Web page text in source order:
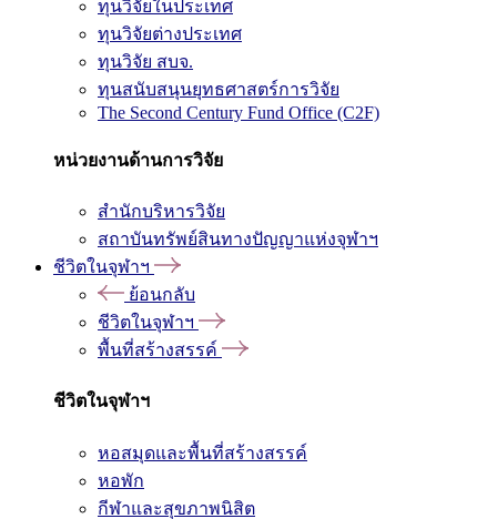
ทุนวิจัยในประเทศ
ทุนวิจัยต่างประเทศ
ทุนวิจัย สบจ.
ทุนสนับสนุนยุทธศาสตร์การวิจัย
The Second Century Fund Office (C2F)
หน่วยงานด้านการวิจัย
สำนักบริหารวิจัย
สถาบันทรัพย์สินทางปัญญาแห่งจุฬาฯ
ชีวิตในจุฬาฯ
ย้อนกลับ
ชีวิตในจุฬาฯ
พื้นที่สร้างสรรค์
ชีวิตในจุฬาฯ
หอสมุดและพื้นที่สร้างสรรค์
หอพัก
กีฬาและสุขภาพนิสิต